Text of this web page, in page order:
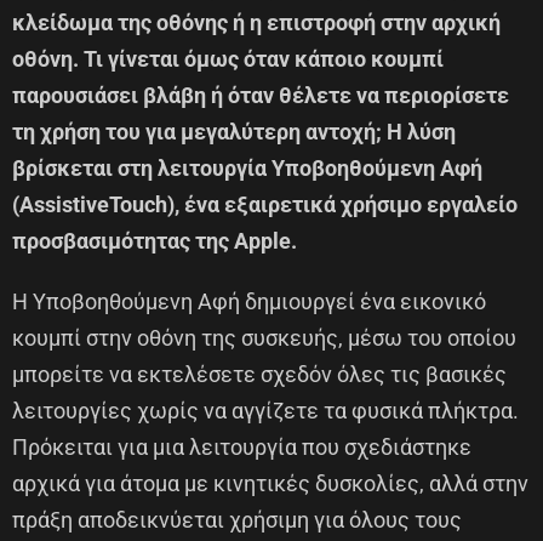
κλείδωμα της οθόνης ή η επιστροφή στην αρχική
οθόνη. Τι γίνεται όμως όταν κάποιο κουμπί
παρουσιάσει βλάβη ή όταν θέλετε να περιορίσετε
τη χρήση του για μεγαλύτερη αντοχή; Η λύση
βρίσκεται στη λειτουργία Υποβοηθούμενη Αφή
(AssistiveTouch), ένα εξαιρετικά χρήσιμο εργαλείο
προσβασιμότητας της Apple.
Η Υποβοηθούμενη Αφή δημιουργεί ένα εικονικό
κουμπί στην οθόνη της συσκευής, μέσω του οποίου
μπορείτε να εκτελέσετε σχεδόν όλες τις βασικές
λειτουργίες χωρίς να αγγίζετε τα φυσικά πλήκτρα.
Πρόκειται για μια λειτουργία που σχεδιάστηκε
αρχικά για άτομα με κινητικές δυσκολίες, αλλά στην
πράξη αποδεικνύεται χρήσιμη για όλους τους